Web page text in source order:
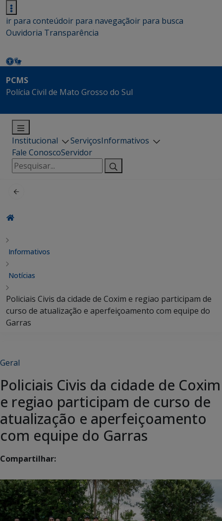
ir para conteúdoir para navegaçãoir para busca
Ouvidoria Transparência
PCMS
Polícia Civil de Mato Grosso do Sul
Institucional ServiçosInformativos
Fale ConoscoServidor
Pesquisar
por:
Informativos
Notícias
Policiais Civis da cidade de Coxim e regiao participam de
curso de atualização e aperfeiçoamento com equipe do
Garras
Geral
Policiais Civis da cidade de Coxim
e regiao participam de curso de
atualização e aperfeiçoamento
com equipe do Garras
Compartilhar: